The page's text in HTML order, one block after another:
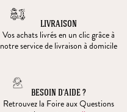
LIVRAISON
Vos achats livrés en un clic grâce à
notre service de livraison à domicile
BESOIN D’AIDE ?
Retrouvez la Foire aux Questions